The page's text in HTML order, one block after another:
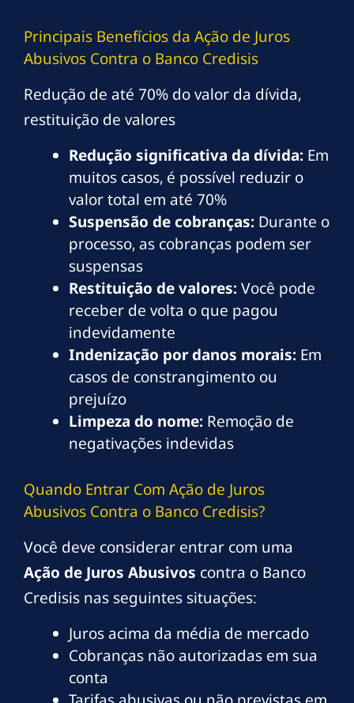
Principais Benefícios da Ação de Juros
Abusivos Contra o Banco Credisis
Redução de até 70% do valor da dívida,
restituição de valores
Redução significativa da dívida: Em
muitos casos, é possível reduzir o
valor total em até 70%
Suspensão de cobranças: Durante o
processo, as cobranças podem ser
suspensas
Restituição de valores:Você pode
receber de volta o que pagou
indevidamente
Indenização por danos morais: Em
casos de constrangimento ou
prejuízo
Limpeza do nome: Remoção de
negativações indevidas
Quando Entrar Com Ação de Juros
Abusivos Contra o Banco Credisis?
Você deve considerar entrar com uma
Ação de Juros Abusivos contra o Banco
Credisis nas seguintes situações:
Juros acima da média de mercado
Cobranças não autorizadas em sua
conta